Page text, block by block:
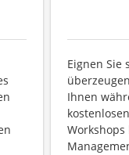
Eignen Sie
Ihnen